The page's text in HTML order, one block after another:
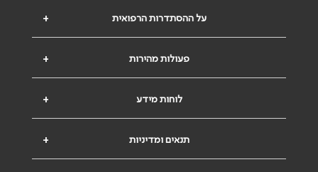
+ על ההסתדרות הרפואית
+ פעולות מהירות
+ לוחות מידע
+ תנאים ומדיניות